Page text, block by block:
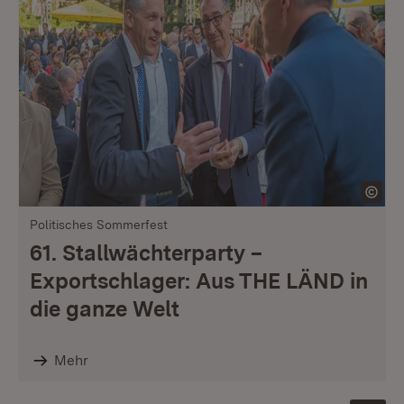
Politisches Sommerfest
61. Stallwächterparty –
Exportschlager: Aus THE LÄND in
die ganze Welt
Mehr